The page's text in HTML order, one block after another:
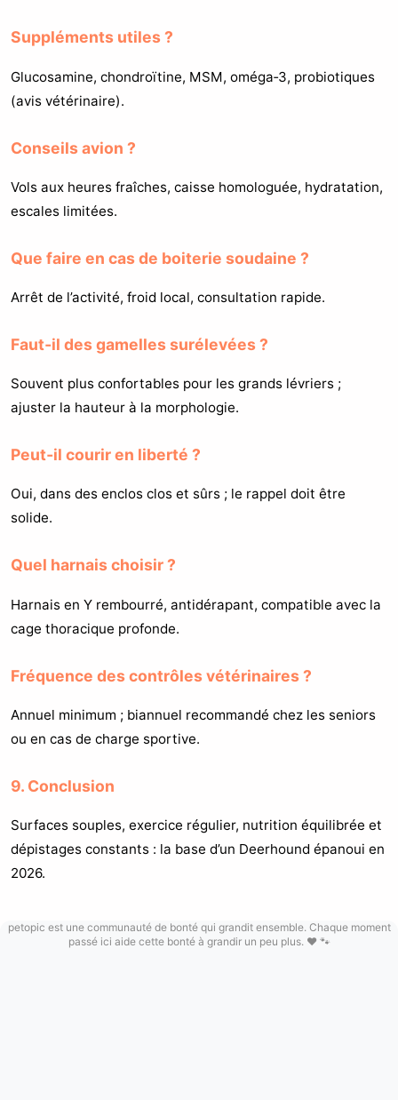
Suppléments utiles ?
Glucosamine, chondroïtine, MSM, oméga‑3, probiotiques
(avis vétérinaire).
Conseils avion ?
Vols aux heures fraîches, caisse homologuée, hydratation,
escales limitées.
Que faire en cas de boiterie soudaine ?
Arrêt de l’activité, froid local, consultation rapide.
Faut‑il des gamelles surélevées ?
Souvent plus confortables pour les grands lévriers ;
ajuster la hauteur à la morphologie.
Peut‑il courir en liberté ?
Oui, dans des enclos clos et sûrs ; le rappel doit être
solide.
Quel harnais choisir ?
Harnais en Y rembourré, antidérapant, compatible avec la
cage thoracique profonde.
Fréquence des contrôles vétérinaires ?
Annuel minimum ; biannuel recommandé chez les seniors
ou en cas de charge sportive.
9. Conclusion
Surfaces souples, exercice régulier, nutrition équilibrée et
dépistages constants : la base d’un Deerhound épanoui en
2026.
petopic est une communauté de bonté qui grandit ensemble. Chaque moment
passé ici aide cette bonté à grandir un peu plus. ❤️ 🐾